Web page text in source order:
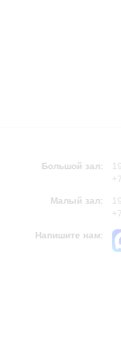
Большой зал:
Малый зал:
Напишите нам: